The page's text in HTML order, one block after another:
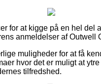
for at kigge på en hel del
anmeldelser af Outwell
muligheder for at få
hvor det er muligt at
tilfredshed.